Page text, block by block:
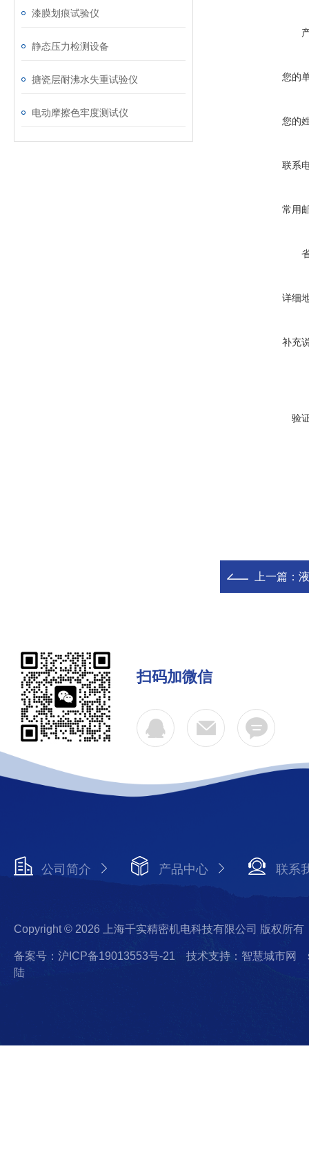
漆膜划痕试验仪
静态压力检测设备
搪瓷层耐沸水失重试验仪
电动摩擦色牢度测试仪
您的
您的
联系
常用
详细
补充
验
上一篇：
扫码加微信
公司简介 产品中心 联系
Copyright © 2026 上海千实精密机电科技有限公司 版权所有
备案号：沪ICP备19013553号-21 技术支持：智慧城市网
陆